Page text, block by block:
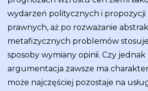
wydarzeń politycznych i propozycji
prawnych, aż po rozważanie
metafizycznych problemów
sposoby wymiany opinii. Czy jednak
argumentacja zawsze ma
może najczęściej pozostaje na